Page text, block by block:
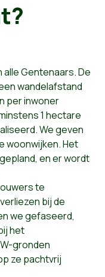
alle Gentenaars. De
wandelafstand
per inwoner
1 hectare
We geven
woonwijken. Het
en er wordt
te
bij de
we gefaseerd,
het
gronden
ze pachtvrij